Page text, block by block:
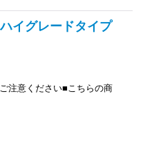
イグレードタイプ
注意ください■こちらの商